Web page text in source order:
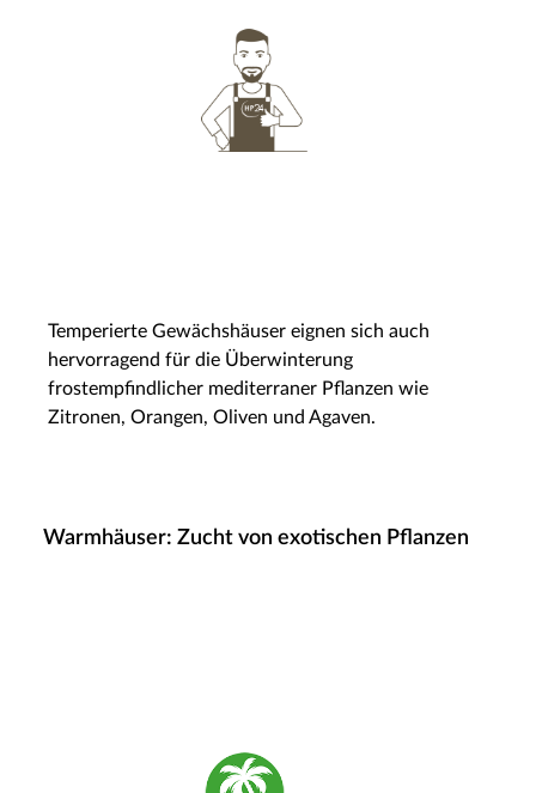
Temperierte Gewächshäuser eignen sich auch
hervorragend für die Überwinterung
frostempfindlicher mediterraner Pflanzen wie
Zitronen, Orangen, Oliven und Agaven.
Warmhäuser: Zucht von exotischen Pflanzen